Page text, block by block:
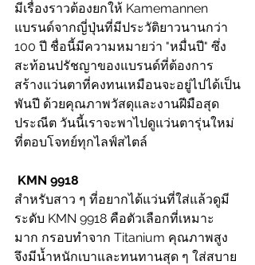
มีเรื่องราวต้องยกให้ Kamemannen
แบรนด์จากญี่ปุ่นที่มีประวัติยาวนานกว่า
100 ปี ชื่อนี้มีความหมายว่า "หมื่นปี" ซึ่ง
สะท้อนปรัชญาของแบรนด์ที่ต้องการ
สร้างแว่นตาที่คงทนเหมือนจะอยู่ไปได้เป็น
พันปี ด้วยคุณภาพวัสดุและงานฝีมือสุด
ประณีต วันนี้เราจะพาไปดูแว่นตารุ่นใหม่
ที่ตอบโจทย์ทุกไลฟ์สไตล์
KMN 9918
สำหรับสาว ๆ ที่อยากได้แว่นที่ใส่แล้วดูมี
ระดับ KMN 9918 คือตัวเลือกที่เหมาะ
มาก กรอบทำจาก Titanium คุณภาพสูง
จึงมีน้ำหนักเบาและทนทานสุด ๆ ใส่สบาย